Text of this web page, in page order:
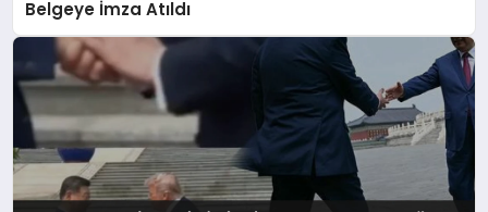
Belgeye İmza Atıldı